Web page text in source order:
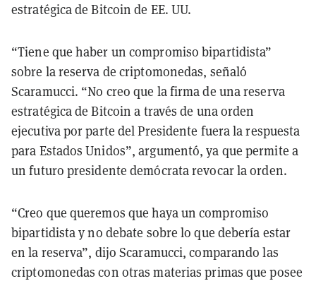
estratégica de Bitcoin de EE. UU.
“Tiene que haber un compromiso bipartidista”
sobre la reserva de criptomonedas, señaló
Scaramucci. “No creo que la firma de una reserva
estratégica de Bitcoin a través de una orden
ejecutiva por parte del Presidente fuera la respuesta
para Estados Unidos”, argumentó, ya que permite a
un futuro presidente demócrata revocar la orden.
“Creo que queremos que haya un compromiso
bipartidista y no debate sobre lo que debería estar
en la reserva”, dijo Scaramucci, comparando las
criptomonedas con otras materias primas que posee